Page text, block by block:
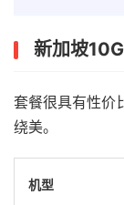
新加坡
套餐很具有性价
绕美。
机型